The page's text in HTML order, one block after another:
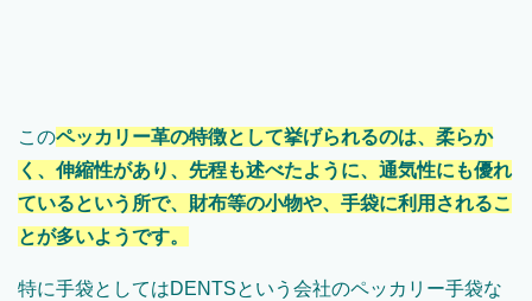
このペッカリー革の特徴として挙げられるのは、柔らか
く、伸縮性があり、先程も述べたように、通気性にも優れ
ているという所で、財布等の小物や、手袋に利用されるこ
とが多いようです。
特に手袋としてはDENTSという会社のペッカリー手袋な